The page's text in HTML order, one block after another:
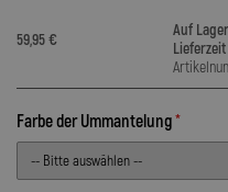
59,95 €
Auf Lager
Farbe der Ummantelung